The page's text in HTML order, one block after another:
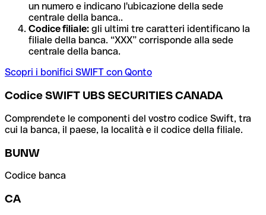
un numero e indicano l'ubicazione della sede
centrale della banca..
Codice filiale: gli ultimi tre caratteri identificano la
filiale della banca. “XXX” corrisponde alla sede
centrale della banca.
Scopri i bonifici SWIFT con Qonto
Codice SWIFT UBS SECURITIES CANADA
Comprendete le componenti del vostro codice Swift, tra
cui la banca, il paese, la località e il codice della filiale.
BUNW
Codice banca
CA